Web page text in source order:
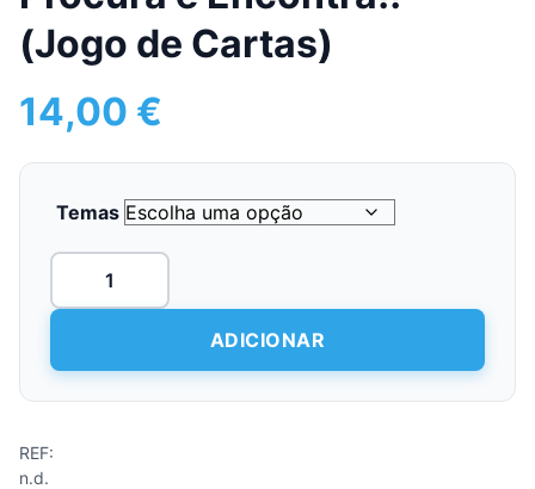
(Jogo de Cartas)
14,00 €
Temas
Quantidade
Procura
Encontra!!
ADICIONAR
REF:
n.d.